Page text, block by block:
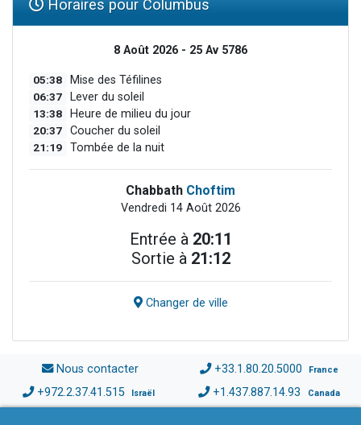
Horaires pour Columbus
8 Août 2026 - 25 Av 5786
05:38 Mise des Téfilines
06:37 Lever du soleil
13:38 Heure de milieu du jour
20:37 Coucher du soleil
21:19 Tombée de la nuit
Chabbath Choftim
Vendredi 14 Août 2026
Entrée à 20:11
Sortie à 21:12
Changer de ville
Nous contacter +33.1.80.20.5000 France
+972.2.37.41.515 Israël +1.437.887.14.93 Canada